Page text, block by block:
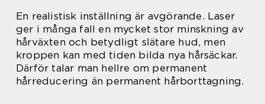
En realistisk inställning är avgörande. Laser
ger i många fall en mycket stor minskning av
hårväxten och betydligt slätare hud, men
kroppen kan med tiden bilda nya hårsäckar.
Därför talar man hellre om permanent
hårreducering än permanent hårborttagning.